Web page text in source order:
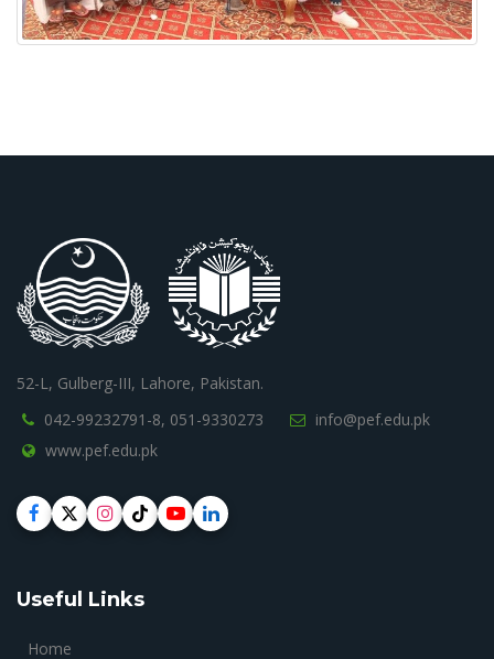
52-L, Gulberg-III, Lahore, Pakistan.
042-99232791-8, 051-9330273
info@pef.edu.pk
www.pef.edu.pk
Useful Links
Home